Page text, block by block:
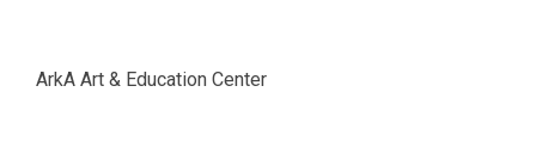
ArkA Art & Education Center